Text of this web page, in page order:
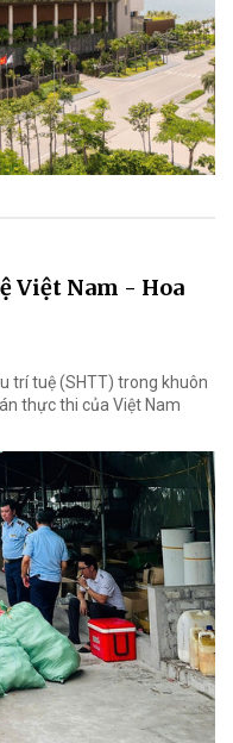
Việt Nam - Hoa
trí tuệ (SHTT) trong khuôn
thực thi của Việt Nam